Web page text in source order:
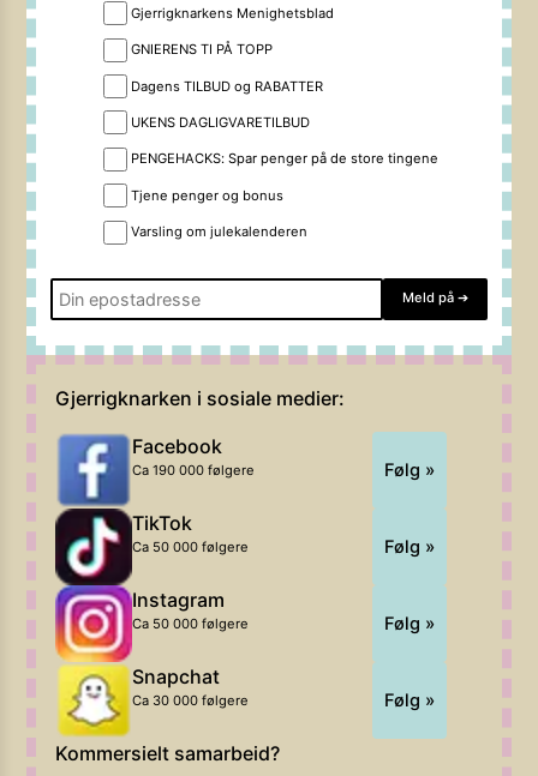
Gjerrigknarkens Menighetsblad
GNIERENS TI PÅ TOPP
Dagens TILBUD og RABATTER
UKENS DAGLIGVARETILBUD
PENGEHACKS: Spar penger på de store tingene
Tjene penger og bonus
Varsling om julekalenderen
Meld på ➔
Gjerrigknarken i sosiale medier:
Facebook
Ca 190 000 følgere Følg »
TikTok
Ca 50 000 følgere Følg »
Instagram
Ca 50 000 følgere Følg »
Snapchat
Ca 30 000 følgere Følg »
Kommersielt samarbeid?